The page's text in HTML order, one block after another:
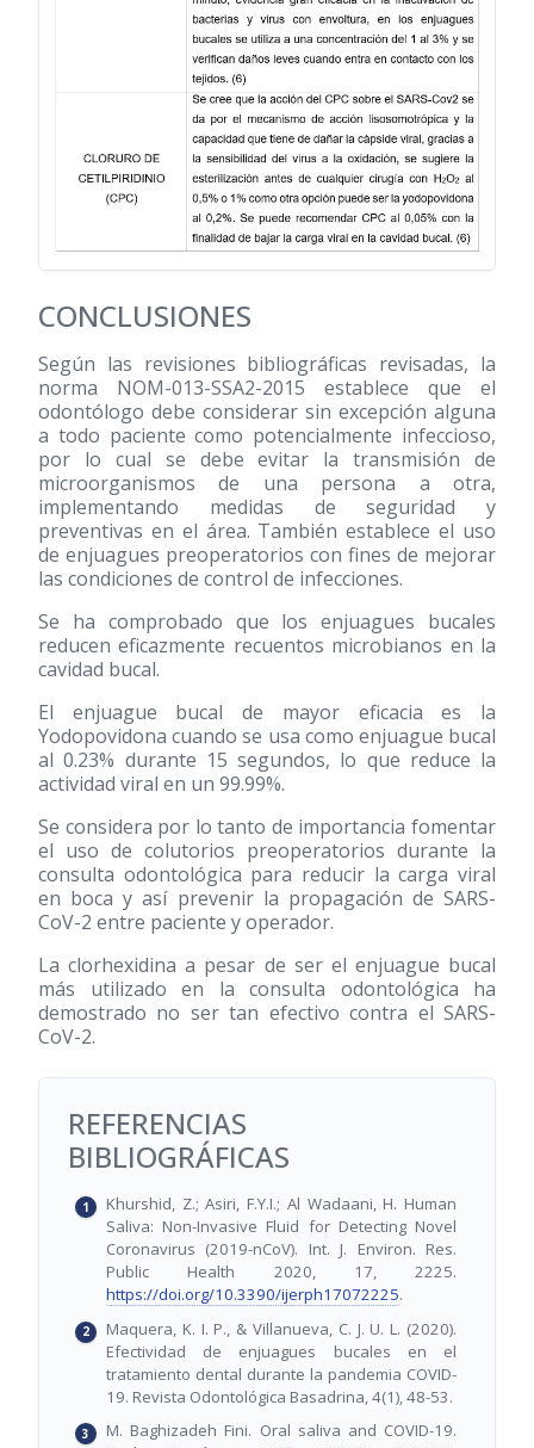
CONCLUSIONES
Según las revisiones bibliográficas revisadas, la
norma NOM-013-SSA2-2015 establece que el
odontólogo debe considerar sin excepción alguna
a todo paciente como potencialmente infeccioso,
por lo cual se debe evitar la transmisión de
microorganismos de una persona a otra,
implementando medidas de seguridad y
preventivas en el área. También establece el uso
de enjuagues preoperatorios con fines de mejorar
las condiciones de control de infecciones.
Se ha comprobado que los enjuagues bucales
reducen eficazmente recuentos microbianos en la
cavidad bucal.
El enjuague bucal de mayor eficacia es la
Yodopovidona cuando se usa como enjuague bucal
al 0.23% durante 15 segundos, lo que reduce la
actividad viral en un 99.99%.
Se considera por lo tanto de importancia fomentar
el uso de colutorios preoperatorios durante la
consulta odontológica para reducir la carga viral
en boca y así prevenir la propagación de SARS-
CoV-2 entre paciente y operador.
La clorhexidina a pesar de ser el enjuague bucal
más utilizado en la consulta odontológica ha
demostrado no ser tan efectivo contra el SARS-
CoV-2.
REFERENCIAS
BIBLIOGRÁFICAS
Khurshid, Z.; Asiri, F.Y.I.; Al Wadaani, H. Human
Saliva: Non-Invasive Fluid for Detecting Novel
Coronavirus (2019-nCoV). Int. J. Environ. Res.
Public Health 2020, 17, 2225.
https://doi.org/10.3390/ijerph17072225.
Maquera, K. I. P., & Villanueva, C. J. U. L. (2020).
Efectividad de enjuagues bucales en el
tratamiento dental durante la pandemia COVID-
19. Revista Odontológica Basadrina, 4(1), 48-53.
M. Baghizadeh Fini. Oral saliva and COVID-19.